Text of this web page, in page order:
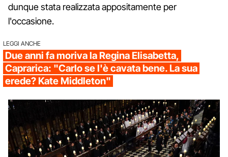
dunque stata realizzata appositamente per
l'occasione.
LEGGI ANCHE
Due anni fa moriva la Regina Elisabetta,
Caprarica: "Carlo se l'è cavata bene. La sua
erede? Kate Middleton"